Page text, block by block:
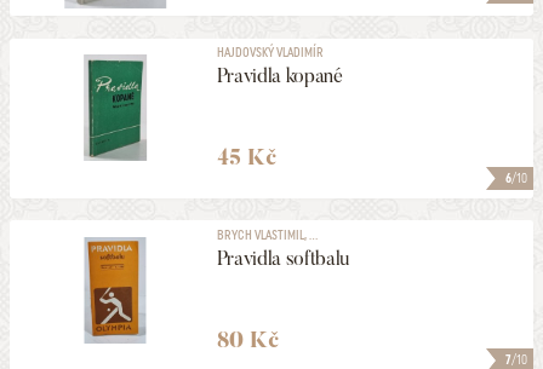
6/10
HAJDOVSKÝ VLADIMÍR
Pravidla kopané
45 Kč
7/10
BRYCH VLASTIMIL, ...
Pravidla softbalu
80 Kč